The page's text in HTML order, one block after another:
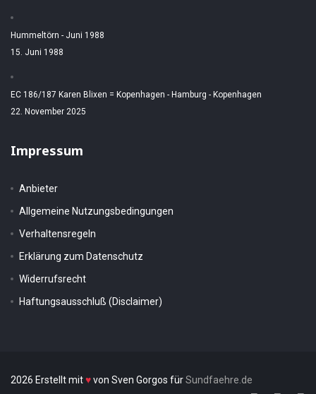
Hummeltörn - Juni 1988
15. Juni 1988
EC 186/187 Karen Blixen = Kopenhagen - Hamburg - Kopenhagen
22. November 2025
Impressum
Anbieter
Allgemeine Nutzungsbedingungen
Verhaltensregeln
Erklärung zum Datenschutz
Widerrufsrecht
Haftungsausschluß (Disclaimer)
2026 Erstellt mit♥von Sven Gorgos fürSundfaehre.de